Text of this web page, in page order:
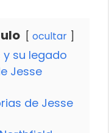
ocultar
y su legado
Jesse
de Jesse